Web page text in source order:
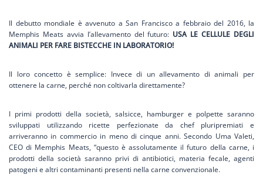
Il debutto mondiale è avvenuto a San Francisco a febbraio del 2016, la
Memphis Meats avvia l’allevamento del futuro: USA LE CELLULE DEGLI
ANIMALI PER FARE BISTECCHE IN LABORATORIO!
Il loro concetto è semplice: Invece di un allevamento di animali per
ottenere la carne, perché non coltivarla direttamente?
I primi prodotti della società, salsicce, hamburger e polpette saranno
sviluppati utilizzando ricette perfezionate da chef pluripremiati e
arriveranno in commercio in meno di cinque anni. Secondo Uma Valeti,
CEO di Memphis Meats, “questo è assolutamente il futuro della carne, i
prodotti della società saranno privi di antibiotici, materia fecale, agenti
patogeni e altri contaminanti presenti nella carne convenzionale.